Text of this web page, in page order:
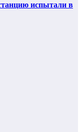
испытали в